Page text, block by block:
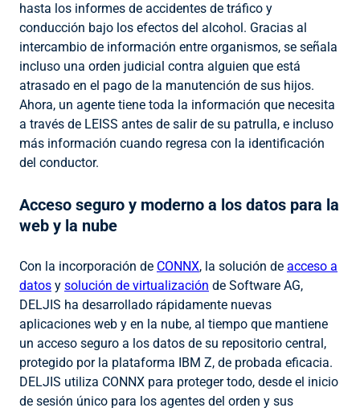
hasta los informes de accidentes de tráfico y
conducción bajo los efectos del alcohol. Gracias al
intercambio de información entre organismos, se señala
incluso una orden judicial contra alguien que está
atrasado en el pago de la manutención de sus hijos.
Ahora, un agente tiene toda la información que necesita
a través de LEISS antes de salir de su patrulla, e incluso
más información cuando regresa con la identificación
del conductor.
Acceso seguro y moderno a los datos para la
web y la nube
Con la incorporación de CONNX, la solución de acceso a
datos y solución de virtualización de Software AG,
DELJIS ha desarrollado rápidamente nuevas
aplicaciones web y en la nube, al tiempo que mantiene
un acceso seguro a los datos de su repositorio central,
protegido por la plataforma IBM Z, de probada eficacia.
DELJIS utiliza CONNX para proteger todo, desde el inicio
de sesión único para los agentes del orden y sus